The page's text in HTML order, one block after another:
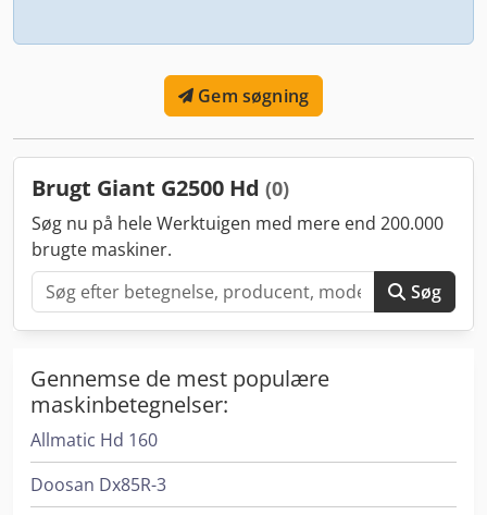
Gem søgning
Brugt Giant G2500 Hd (0)
Søg nu på hele Werktuigen med mere end 200.000
brugte maskiner.
Søg
Gennemse de mest populære
maskinbetegnelser:
Allmatic Hd 160
Doosan Dx85R-3